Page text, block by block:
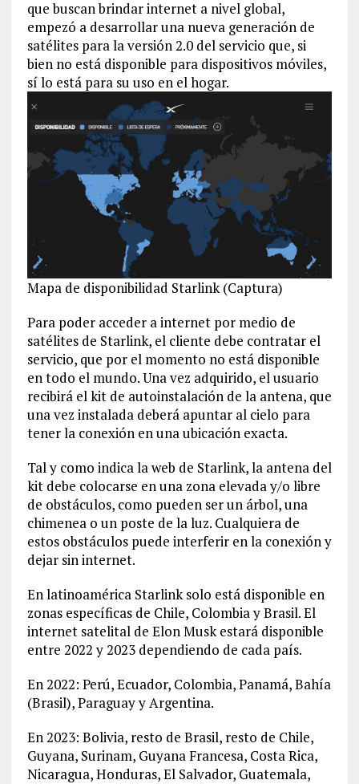
que buscan brindar internet a nivel global,
empezó a desarrollar una nueva generación de
satélites para la versión 2.0 del servicio que, si
bien no está disponible para dispositivos móviles,
sí lo está para su uso en el hogar.
Mapa de disponibilidad Starlink (Captura)
Para poder acceder a internet por medio de
satélites de Starlink, el cliente debe contratar el
servicio, que por el momento no está disponible
en todo el mundo. Una vez adquirido, el usuario
recibirá el kit de autoinstalación de la antena, que
una vez instalada deberá apuntar al cielo para
tener la conexión en una ubicación exacta.
Tal y como indica la web de Starlink, la antena del
kit debe colocarse en una zona elevada y/o libre
de obstáculos, como pueden ser un árbol, una
chimenea o un poste de la luz. Cualquiera de
estos obstáculos puede interferir en la conexión y
dejar sin internet.
En latinoamérica Starlink solo está disponible en
zonas específicas de Chile, Colombia y Brasil. El
internet satelital de Elon Musk estará disponible
entre 2022 y 2023 dependiendo de cada país.
En 2022: Perú, Ecuador, Colombia, Panamá, Bahía
(Brasil), Paraguay y Argentina.
En 2023: Bolivia, resto de Brasil, resto de Chile,
Guyana, Surinam, Guyana Francesa, Costa Rica,
Nicaragua, Honduras, El Salvador, Guatemala,